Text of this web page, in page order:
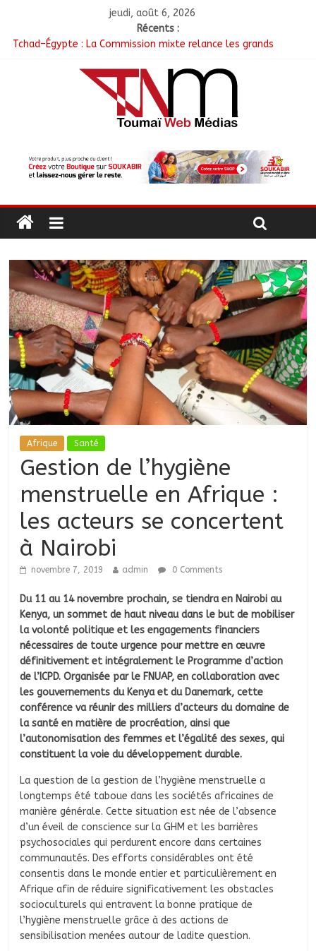
jeudi, août 6, 2026
Récents :
Tchad–Égypte : La Commission mixte relance les grands
Coopération aérienne : Air France salue les progrès du Tchad
en matière de sûreté
Nigeria : 308 otages libérés lors d’une vaste opération de
RGPH-3 : Les communautés nomades de Ferrick Kodjoguila se
mobilisent pour le recensement
Afrique Santé
Gestion de l’hygiène
menstruelle en Afrique :
les acteurs se concertent
à Nairobi
novembre 7, 2019 admin 0 Comments
Du 11 au 14 novembre prochain, se tiendra en Nairobi au
Kenya, un sommet de haut niveau dans le but de mobiliser
la volonté politique et les engagements financiers
nécessaires de toute urgence pour mettre en œuvre
définitivement et intégralement le Programme d’action
de l’ICPD. Organisée par le FNUAP, en collaboration avec
les gouvernements du Kenya et du Danemark, cette
conférence va réunir des milliers d’acteurs du domaine de
la santé en matière de procréation, ainsi que
l’autonomisation des femmes et l’égalité des sexes, qui
constituent la voie du développement durable.
La question de la gestion de l’hygiène menstruelle a
longtemps été taboue dans les sociétés africaines de
manière générale. Cette situation est née de l’absence
d’un éveil de conscience sur la GHM et les barrières
psychosociales qui perdurent encore dans certaines
communautés. Des efforts considérables ont été
consentis dans le monde entier et particulièrement en
Afrique afin de réduire significativement les obstacles
socioculturels qui entravent la bonne pratique de
l’hygiène menstruelle grâce à des actions de
sensibilisation menées autour de ladite question.